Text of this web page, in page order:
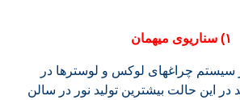
۱) سناریوی میهمان
سیستم چراغهای لوکس و لوسترها در
این حالت بیشترین تولید نور در سالن